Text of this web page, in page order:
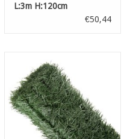
L:3m H:120cm
€50,44